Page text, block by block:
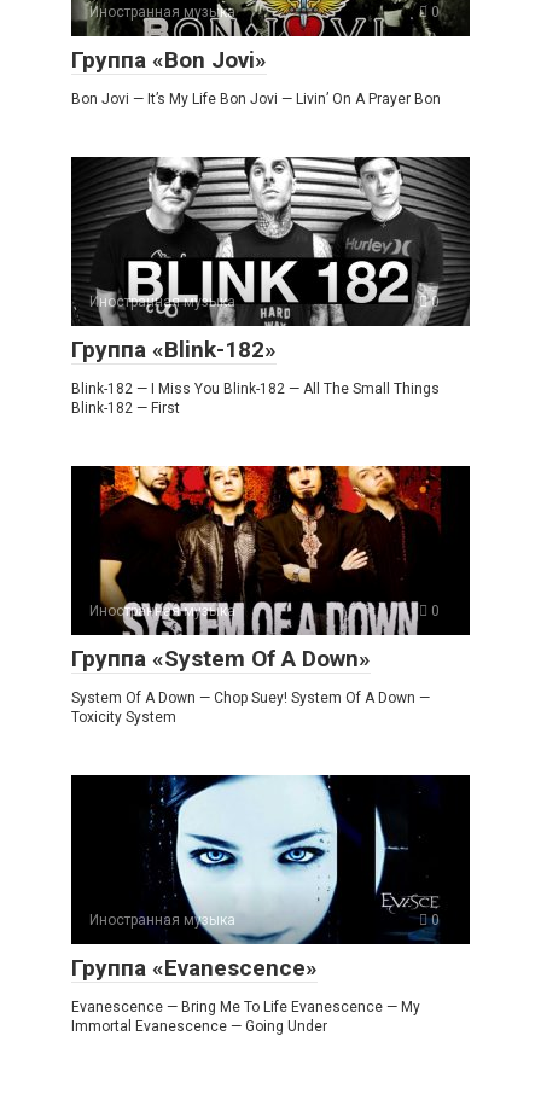
Иностранная музыка 0
Группа «Bon Jovi»
Bon Jovi — It’s My Life Bon Jovi — Livin’ On A Prayer Bon
Иностранная музыка 0
Группа «Blink-182»
Blink-182 — I Miss You Blink-182 — All The Small Things
Blink-182 — First
Иностранная музыка 0
Группа «System Of A Down»
System Of A Down — Chop Suey! System Of A Down —
Toxicity System
Иностранная музыка 0
Группа «Evanescence»
Evanescence — Bring Me To Life Evanescence — My
Immortal Evanescence — Going Under